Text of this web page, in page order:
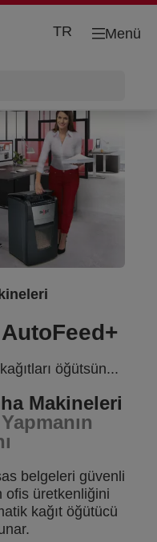
Menü
TR
öğütsün...
Makineleri
belgeleri güvenli
ofis üretkenliğini
kağıt öğütücü